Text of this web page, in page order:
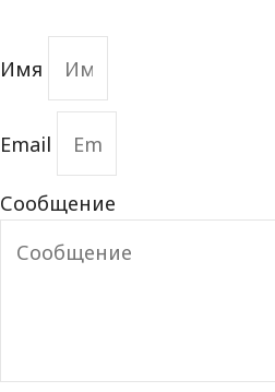
Имя
Email
Сообщение